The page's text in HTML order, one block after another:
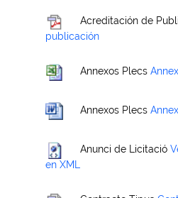
Acreditación de
publicación
Annexos Plecs
Annexos Plecs
Anunci de Licitació
en XML